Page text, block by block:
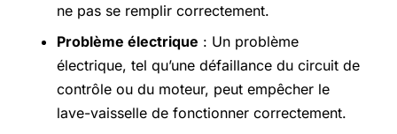
ne pas se remplir correctement.
Problème électrique : Un problème
électrique, tel qu’une défaillance du circuit de
contrôle ou du moteur, peut empêcher le
lave-vaisselle de fonctionner correctement.